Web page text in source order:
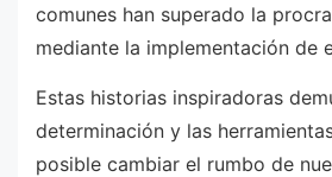
comunes han superado la
mediante la implementación de
Estas historias inspiradoras
determinación y las
posible cambiar el rumbo de